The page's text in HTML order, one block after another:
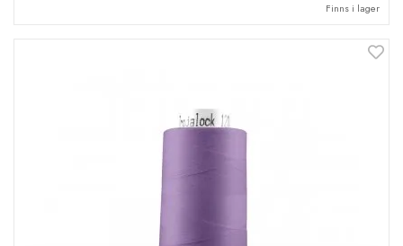
Finns i lager